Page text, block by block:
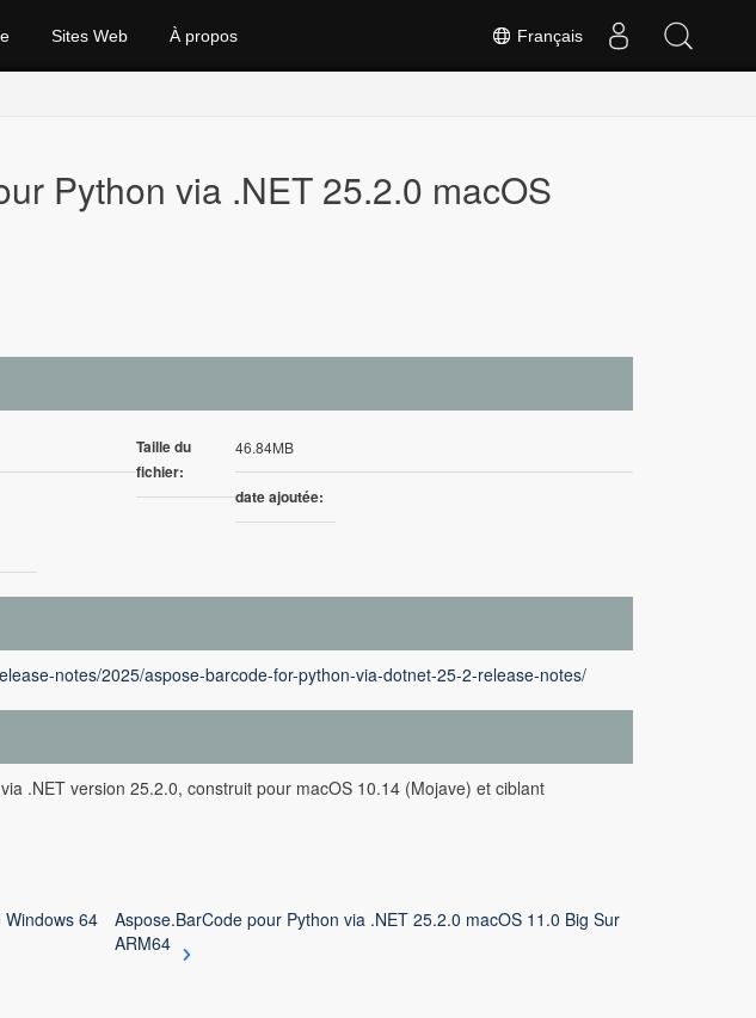
Français
Sites Web À propos
Python via .NET 25.2.0 macOS
Taille du
fichier:
46.84MB
date ajoutée:
notes/2025/aspose-barcode-for-python-via-dotnet-25-2-release-notes/
.NET version 25.2.0, construit pour macOS 10.14 (Mojave) et ciblant
64
Aspose.BarCode pour Python via .NET 25.2.0 macOS 11.0 Big Sur
ARM64